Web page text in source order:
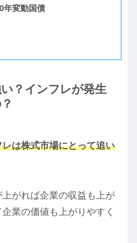
年変動国債
？インフレが発生
は株式市場にとって追い
がれば企業の収益も上が
業の価値も上がりやすく